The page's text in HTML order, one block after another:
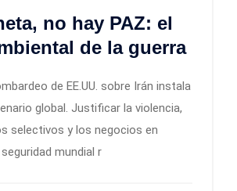
no hay PAZ: el
de la guerra
de EE.UU. sobre Irán instala
global. Justificar la violencia,
selectivos y los negocios en
mundial r